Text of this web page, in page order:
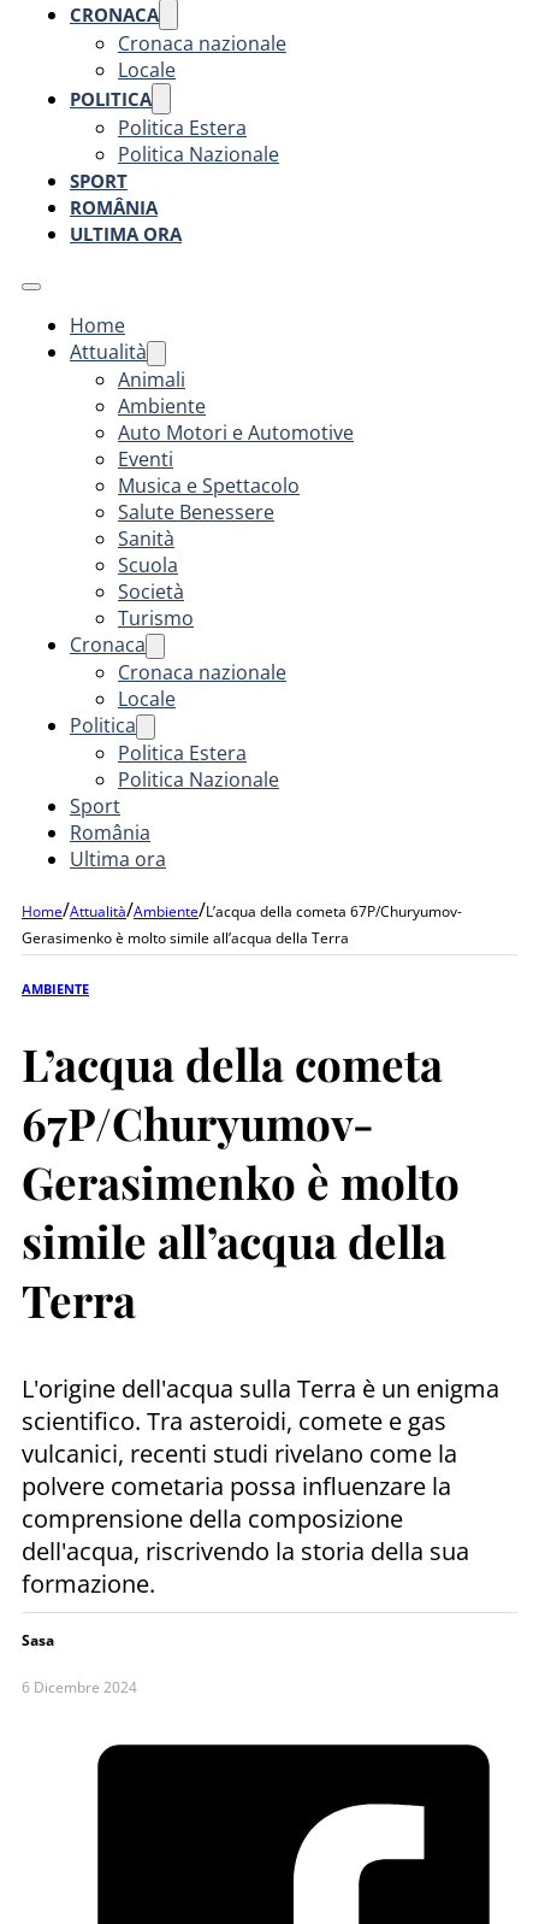
CRONACA
Cronaca nazionale
Locale
POLITICA
Politica Estera
Politica Nazionale
SPORT
ROMÂNIA
ULTIMA ORA
Home
Attualità
Animali
Ambiente
Auto Motori e Automotive
Eventi
Musica e Spettacolo
Salute Benessere
Sanità
Scuola
Società
Turismo
Cronaca
Cronaca nazionale
Locale
Politica
Politica Estera
Politica Nazionale
Sport
România
Ultima ora
Home/Attualità/Ambiente/L’acqua della cometa 67P/Churyumov-
Gerasimenko è molto simile all’acqua della Terra
AMBIENTE
L’acqua della cometa
67P/Churyumov-
Gerasimenko è molto
simile all’acqua della
Terra
L'origine dell'acqua sulla Terra è un enigma
scientifico. Tra asteroidi, comete e gas
vulcanici, recenti studi rivelano come la
polvere cometaria possa influenzare la
comprensione della composizione
dell'acqua, riscrivendo la storia della sua
formazione.
Sasa
6 Dicembre 2024